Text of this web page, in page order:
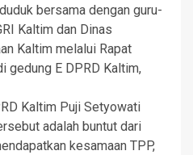
bersama dengan guru-
Kaltim dan Dinas
Kaltim melalui Rapat
gedung E DPRD Kaltim,
Kaltim Puji Setyowati
adalah buntut dari
kesamaan TPP,